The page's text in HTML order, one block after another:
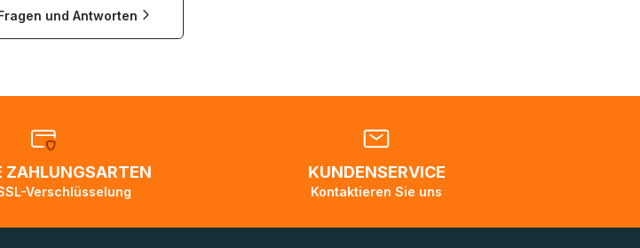
ankommen und von der dortigen
falls Ihr Paket länger als angegeben
und Antworten
ZAHLUNGSARTEN
Verschlüsselung
KUNDENSERVICE
Kontaktieren Sie uns